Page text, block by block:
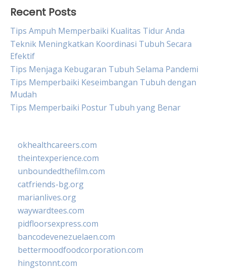
Recent Posts
Tips Ampuh Memperbaiki Kualitas Tidur Anda
Teknik Meningkatkan Koordinasi Tubuh Secara
Efektif
Tips Menjaga Kebugaran Tubuh Selama Pandemi
Tips Memperbaiki Keseimbangan Tubuh dengan
Mudah
Tips Memperbaiki Postur Tubuh yang Benar
okhealthcareers.com
theintexperience.com
unboundedthefilm.com
catfriends-bg.org
marianlives.org
waywardtees.com
pidfloorsexpress.com
bancodevenezuelaen.com
bettermoodfoodcorporation.com
hingstonnt.com